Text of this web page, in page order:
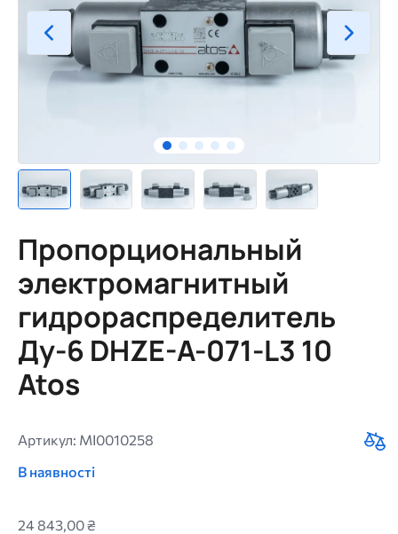
Пропорциональный
электромагнитный
гидрораспределитель
Ду-6 DHZE-A-071-L3 10
Atos
Артикул: MI0010258
В наявності
24 843,00 ₴